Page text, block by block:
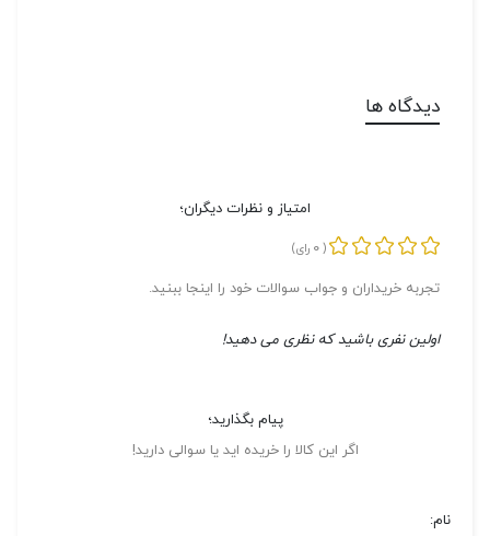
دیدگاه ها
امتیاز و نظرات دیگران؛
(
0 رای)
تجربه خریداران و جواب سوالات خود را اینجا ببنید.
اولین نفری باشید که نظری می دهید!
پیام بگذارید؛
اگر این کالا را خریده اید یا سوالی دارید!
نام: